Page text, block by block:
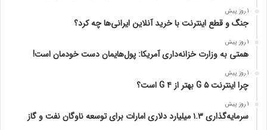
1 روز پیش
جنگ و قطع اینترنت با خرید آنلاین ایرانی‌ها چه کرد؟
1 روز پیش
همتی به وزارت خزانه‌داری آمریکا: پول‌هایمان دست خودمان است!
1 روز پیش
چرا اینترنت ۵ G بهتر از ۴ G است؟
1 روز پیش
سرمایه‌گذاری ۱.۳ میلیارد دلاری امارات برای توسعه ناوگان نفت و گاز